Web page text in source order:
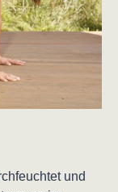
und